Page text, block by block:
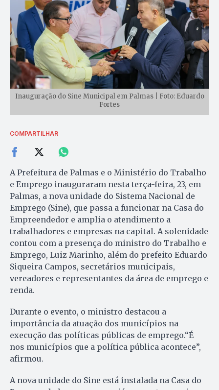
Inauguração do Sine Municipal em Palmas | Foto: Eduardo
Fortes
COMPARTILHAR
A Prefeitura de Palmas e o Ministério do Trabalho
e Emprego inauguraram nesta terça-feira, 23, em
Palmas, a nova unidade do Sistema Nacional de
Emprego (Sine), que passa a funcionar na Casa do
Empreendedor e amplia o atendimento a
trabalhadores e empresas na capital. A solenidade
contou com a presença do ministro do Trabalho e
Emprego, Luiz Marinho, além do prefeito Eduardo
Siqueira Campos, secretários municipais,
vereadores e representantes da área de emprego e
renda.
Durante o evento, o ministro destacou a
importância da atuação dos municípios na
execução das políticas públicas de emprego.“É
nos municípios que a política pública acontece”,
afirmou.
A nova unidade do Sine está instalada na Casa do